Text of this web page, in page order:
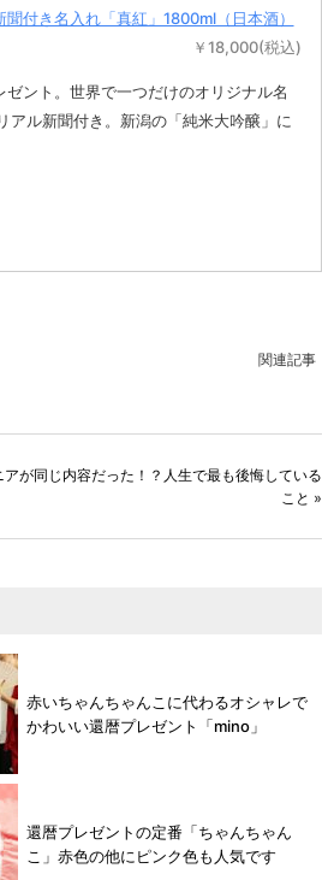
付き名入れ「真紅」1800ml（日本酒）
￥18,000(税込)
ント。世界で一つだけのオリジナル名
アル新聞付き。新潟の「純米大吟醸」に
関連記事
が同じ内容だった！？人生で最も後悔している
こと »
赤いちゃんちゃんこに代わるオシャレで
かわいい還暦プレゼント「mino」
還暦プレゼントの定番「ちゃんちゃん
こ」赤色の他にピンク色も人気です